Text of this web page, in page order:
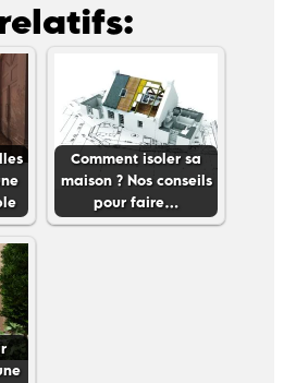
Comment isoler sa
maison ? Nos conseils
pour faire…